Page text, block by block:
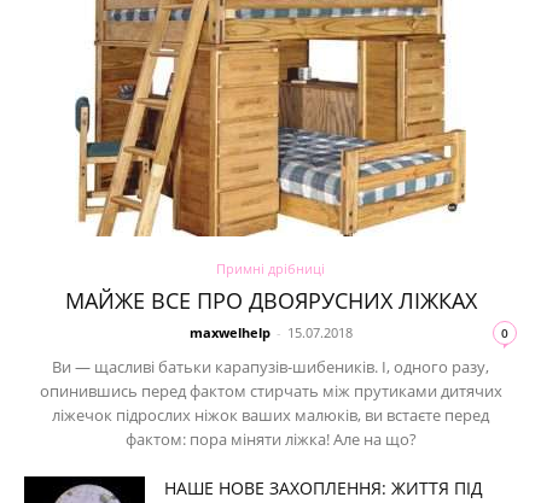
Примні дрібниці
МАЙЖЕ ВСЕ ПРО ДВОЯРУСНИХ ЛІЖКАХ
maxwelhelp - 15.07.2018 0
Ви — щасливі батьки карапузів-шибеників. І, одного разу,
опинившись перед фактом стирчать між прутиками дитячих
ліжечок підрослих ніжок ваших малюків, ви встаєте перед
фактом: пора міняти ліжка! Але на що?
НАШЕ НОВЕ ЗАХОПЛЕННЯ: ЖИТТЯ ПІД